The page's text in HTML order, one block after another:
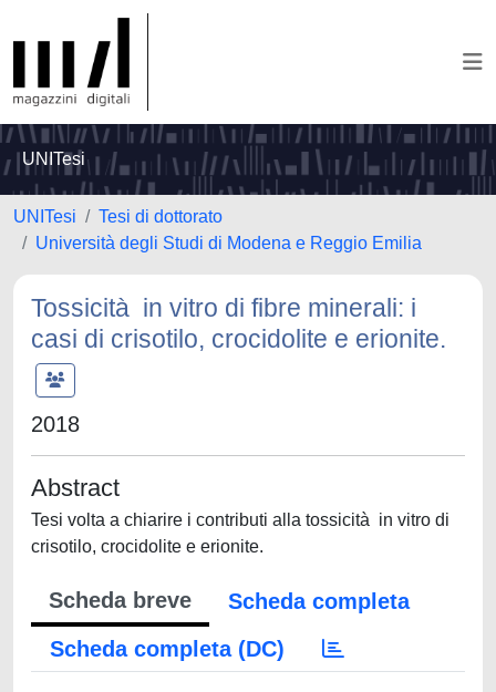
UNITesi
UNITesi
Tesi di dottorato
Università degli Studi di Modena e Reggio Emilia
Tossicità in vitro di fibre minerali: i
casi di crisotilo, crocidolite e erionite.
2018
Abstract
Tesi volta a chiarire i contributi alla tossicità in vitro di
crisotilo, crocidolite e erionite.
Scheda breve
Scheda completa
Scheda completa (DC)